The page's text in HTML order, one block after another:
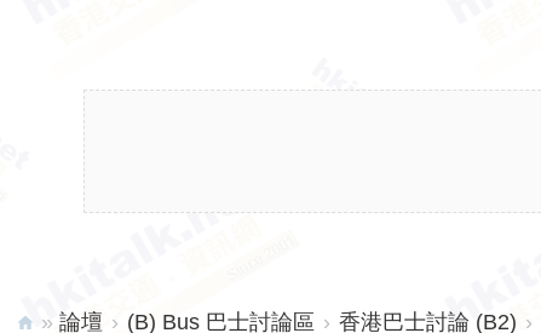
» 論壇 › (B) Bus 巴士討論區 › 香港巴士討論 (B2) ›